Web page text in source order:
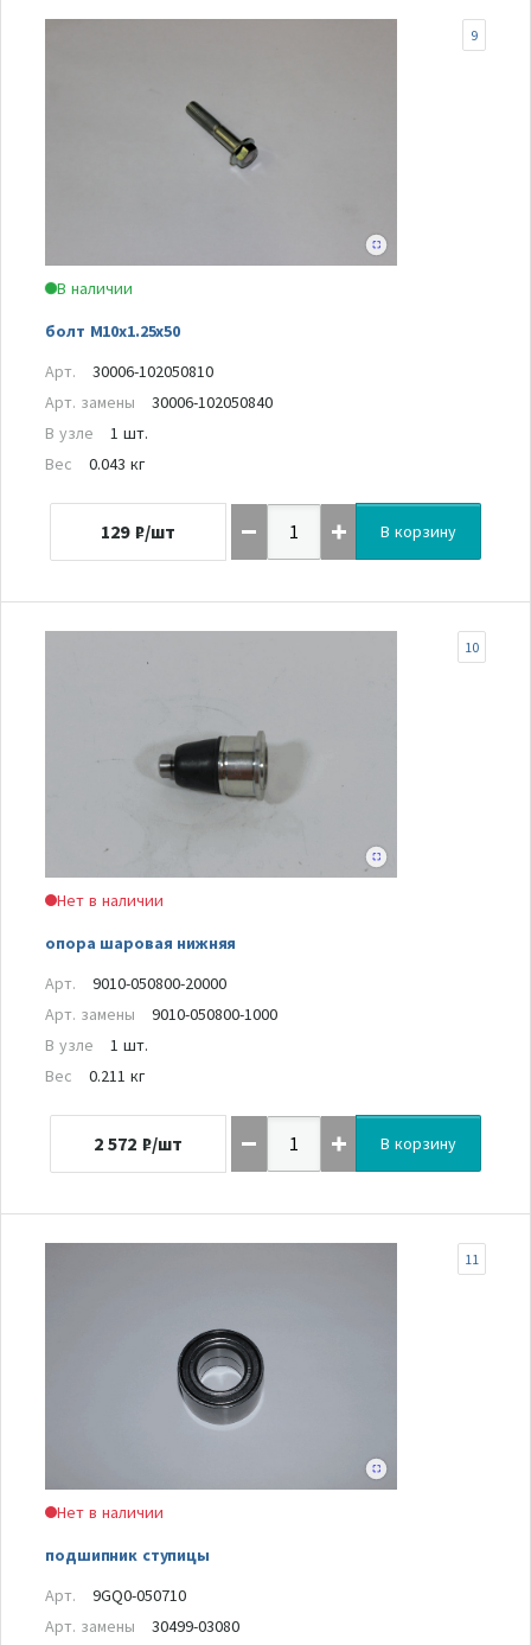
В наличии
болт M10x1.25x50
9
Арт.
30006-102050810
Арт. замены
30006-102050840
В узле
1 шт.
Вес
0.043 кг
129 ₽/шт В корзину
Нет в наличии
опора шаровая нижняя
10
Арт.
9010-050800-20000
Арт. замены
9010-050800-1000
В узле
1 шт.
Вес
0.211 кг
2 572 ₽/шт В корзину
Нет в наличии
подшипник ступицы
11
Арт.
9GQ0-050710
Арт. замены
30499-03080